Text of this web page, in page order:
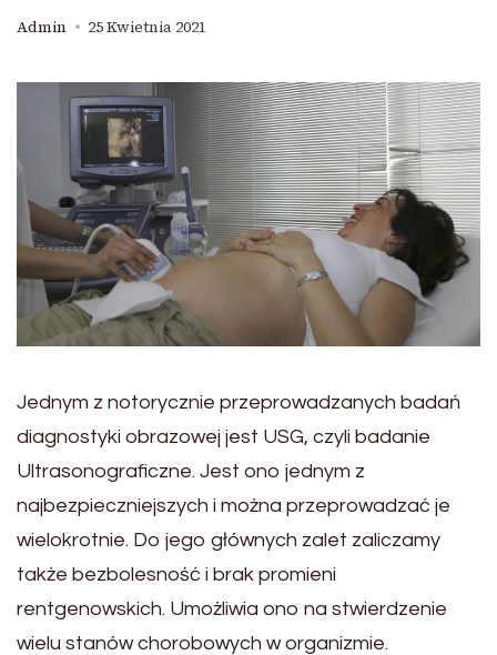
Admin 25 Kwietnia 2021
Jednym z notorycznie przeprowadzanych badań
diagnostyki obrazowej jest USG, czyli badanie
Ultrasonograficzne. Jest ono jednym z
najbezpieczniejszych i można przeprowadzać je
wielokrotnie. Do jego głównych zalet zaliczamy
także bezbolesność i brak promieni
rentgenowskich. Umożliwia ono na stwierdzenie
wielu stanów chorobowych w organizmie.